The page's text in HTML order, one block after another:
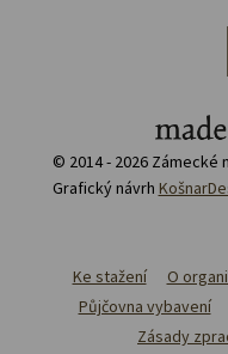
© 2014 - 2026 Zámecké
Grafický návrh
Ke stažení O
Půjčovna vybavení
Zásady